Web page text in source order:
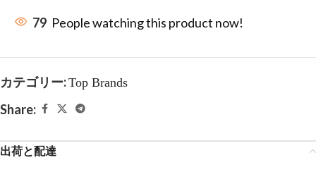
79 People watching this product now!
カテゴリー:Top Brands
Share:
出荷と配達